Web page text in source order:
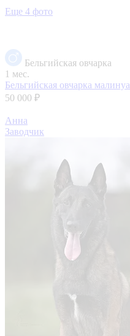
Еще 4 фото
Бельгийская овчарка
1 мес.
Бельгийская овчарка малинуа
50 000 ₽
Анна
Заводчик